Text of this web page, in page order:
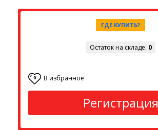
ГДЕ КУПИТЬ?
Остаток на складе: 0
0 В избранное
Регистрация